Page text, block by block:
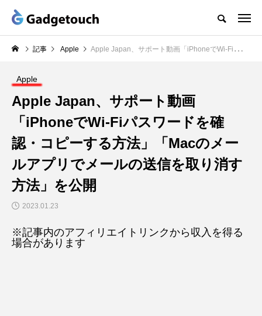
記事 Apple Apple Japan、サポート動画「iPhoneでWi-Fiパスワードを確認・コピーする方法」「Macのメールアプリでメールの送信を取り消す方法」を公開
Apple
Apple Japan、サポート動画
「iPhoneでWi-Fiパスワードを確
認・コピーする方法」「Macのメー
ルアプリでメールの送信を取り消す
方法」を公開
2023.01.23
※記事内のアフィリエイトリンクから収入を得る
場合があります